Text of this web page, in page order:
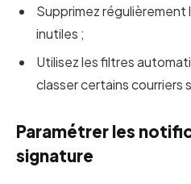
Supprimez régulièrement
inutiles ;
Utilisez les filtres
classer certains courriers
Paramétrer les
signature